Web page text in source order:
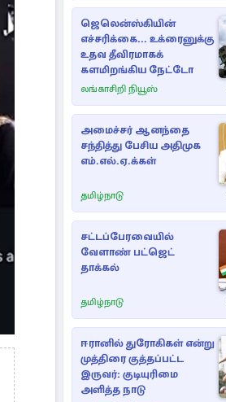
ஜெலென்ஸ்கியின்
எச்சரிக்கை... உக்ரைனுக்கு
உதவ தீவிரமாகக்
களமிறங்கிய நேட்டோ
லங்காசிறி நியூஸ்
அமைச்சர் ஆனந்தை
சந்தித்து பேசிய அதிமுக
எம்.எல்.ஏ.க்கள்
தமிழ்நாடு
சட்டப்பேரவையில்
வேளாண் பட்ஜெட்
தாக்கல்
தமிழ்நாடு
ஈரானில் துரோகிகள் என்று
முத்திரை குத்தப்பட்ட
இருவர்: குடியுரிமை
அளித்த நாடு